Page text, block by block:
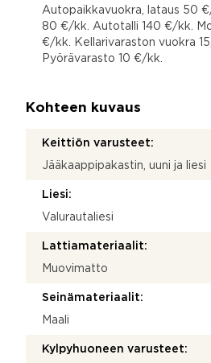
Autopaikkavuokra, lataus 50
80 €/kk. Autotalli 140 €/kk.
€/kk. Kellarivaraston vuokra
Pyörävarasto 10 €/kk.
Kohteen kuvaus
Keittiön varusteet:
Jääkaappipakastin, uuni ja liesi
Liesi:
Valurautaliesi
Lattiamateriaalit:
Muovimatto
Seinämateriaalit:
Maali
Kylpyhuoneen varusteet: